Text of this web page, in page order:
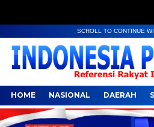
SCROLL TO CONTINUE
HOME NASIONAL DAERAH